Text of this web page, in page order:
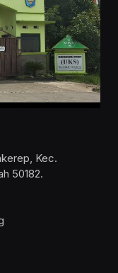
Kec.
50182.